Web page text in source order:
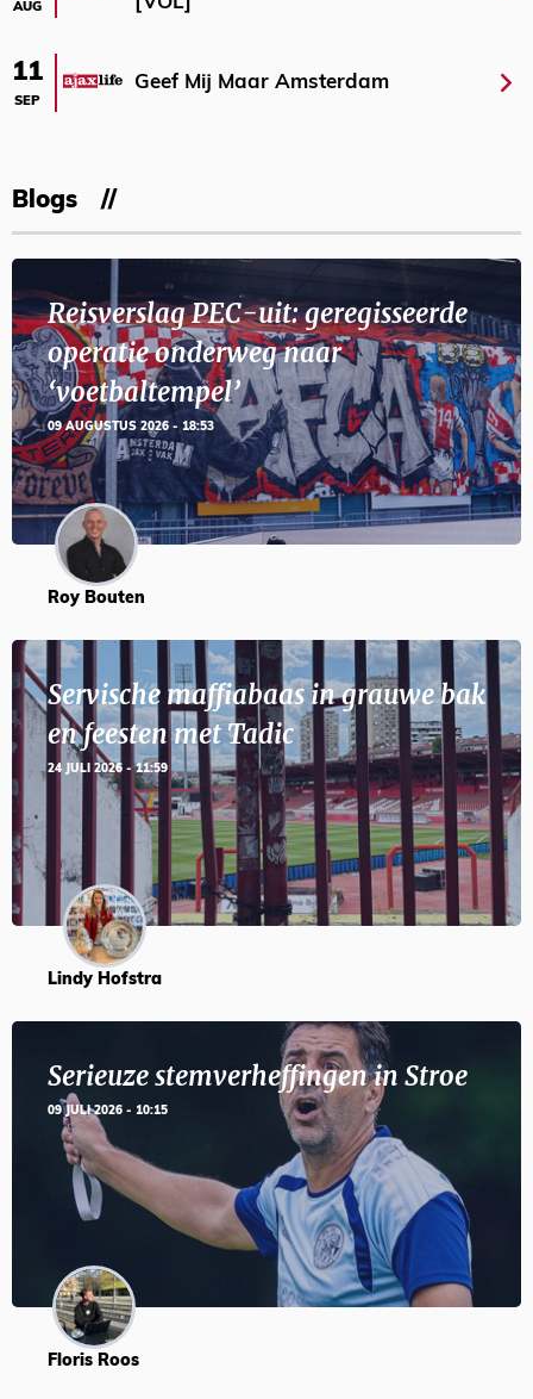
AUG
11
SEP
Geef Mij Maar Amsterdam
Blogs
Reisverslag PEC-uit: geregisseerde
operatie onderweg naar
‘voetbaltempel’
09 AUGUSTUS 2026 - 18:53
Roy Bouten
Servische maffiabaas in grauwe bak
en feesten met Tadic
24 JULI 2026 - 11:59
Lindy Hofstra
Serieuze stemverheffingen in Stroe
09 JULI 2026 - 10:15
Floris Roos